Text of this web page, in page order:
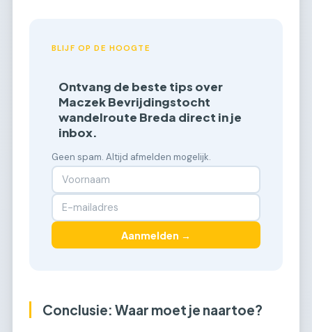
BLIJF OP DE HOOGTE
Ontvang de beste tips over
Maczek Bevrijdingstocht
wandelroute Breda direct in je
inbox.
Geen spam. Altijd afmelden mogelijk.
Aanmelden →
Conclusie: Waar moet je naartoe?